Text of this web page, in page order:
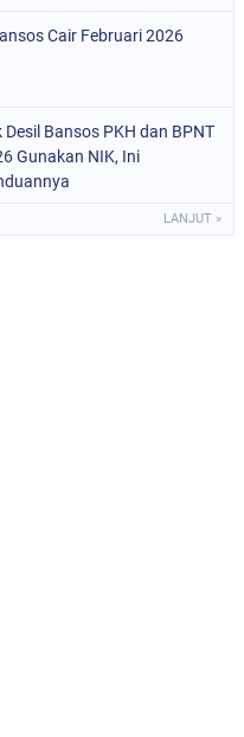
Cair Februari 2026
Desil Bansos PKH dan BPNT
Gunakan NIK, Ini
LANJUT »